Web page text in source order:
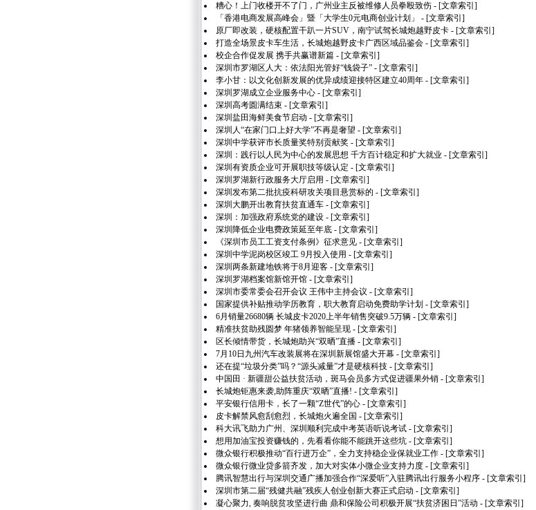
糟心！上门收楼开不了门，广州业主反被维修人员拳殴致伤 - [文章索引]
「香港电商发展高峰会」暨「大学生0元电商创业计划」
- [文章索引]
原厂即改装，硬核配置干趴一片SUV，南宁试驾长城炮越野皮卡 - [文章索引]
打造全场景皮卡车生活，长城炮越野皮卡广西区域品鉴会 - [文章索引]
校企合作促发展 携手共赢谱新篇 - [文章索引]
深圳市罗湖区人大：依法阳光管好“钱袋子” - [文章索引]
李小甘：以文化创新发展的优异成绩迎接特区建立40周年 - [文章索引]
深圳罗湖成立企业服务中心 - [文章索引]
深圳高考圆满结束 - [文章索引]
深圳盐田海鲜美食节启动 - [文章索引]
深圳人“在家门口上好大学”不再是奢望 - [文章索引]
深圳中学获评市长质量奖特别贡献奖 - [文章索引]
深圳：践行以人民为中心的发展思想 千方百计稳定和扩大就业 - [文章索引]
深圳有资质企业可开展职技等级认定 - [文章索引]
深圳罗湖新行政服务大厅启用 - [文章索引]
深圳发布第二批抗疫科研攻关项目悬赏标的 - [文章索引]
深圳大鹏开出教育扶贫直通车 - [文章索引]
深圳：加强政府系统党的建设 - [文章索引]
深圳降低企业电费政策延至年底 - [文章索引]
《深圳市员工工资支付条例》征求意见 - [文章索引]
深圳中学泥岗校区竣工 9月投入使用 - [文章索引]
深圳两条新建地铁将于8月迎客 - [文章索引]
深圳罗湖档案馆新馆开馆 - [文章索引]
深圳市委常委会召开会议 王伟中主持会议 - [文章索引]
国家提供补贴推动学历教育，职大教育启动免费助学计划 - [文章索引]
6月销量26680辆 长城皮卡2020上半年销售突破9.5万辆 - [文章索引]
精准扶贫助残圆梦 年猪领养智能呈现 - [文章索引]
区长倾情带货，长城炮助兴“双晒”直播 - [文章索引]
7月10日九州汽车改装展将在深圳新展馆盛大开幕 - [文章索引]
还在提“垃圾分类”吗？“源头减量”才是硬核科技 - [文章索引]
中国田 · 新疆甜公益扶贫活动，斑马会员多方式促进疆果外销 - [文章索引]
长城炮钜惠来袭,助阵重庆“双晒”直播! - [文章索引]
平安银行信用卡，长了一颗“Z世代”的心 - [文章索引]
皮卡解禁风愈刮愈烈，长城炮火遍全国 - [文章索引]
科大讯飞助力广州、深圳顺利完成中考英语听说考试 - [文章索引]
想用加油宝投资赚钱的，先看看你能不能跳开这些坑 - [文章索引]
微众银行积极推动“百行进万企”，全力支持稳企业保就业工作 - [文章索引]
微众银行微业贷多箭齐发，加大对实体小微企业支持力度 - [文章索引]
腾讯智慧出行与深圳交通广播加强合作“深爱听”入驻腾讯出行服务小程序 - [文章索引]
深圳市第二届“残健共融”残疾人创业创新大赛正式启动 - [文章索引]
凝心聚力, 奏响脱贫攻坚进行曲 鼎和保险公司积极开展“扶贫济困日”活动 - [文章索引]